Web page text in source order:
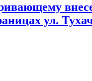
ул.